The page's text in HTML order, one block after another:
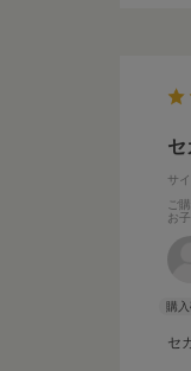
セ
サ
ご
お
セ